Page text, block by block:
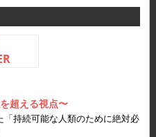
超える視点〜
「持続可能な人類のために絶対必